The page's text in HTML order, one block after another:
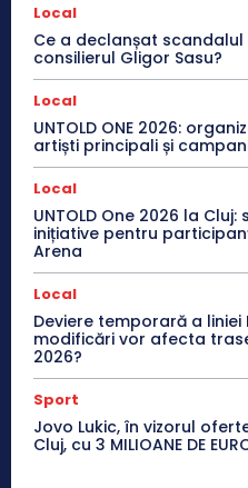
Local
Ce a declanșat scandalul
consilierul Gligor Sasu?
Local
UNTOLD ONE 2026:
artiști principali și
Local
UNTOLD One 2026 la
inițiative pentru
Arena
Local
Deviere temporară a liniei
modificări vor afecta
2026?
Sport
Jovo Lukic, în vizorul
Cluj, cu 3 MILIOANE DE